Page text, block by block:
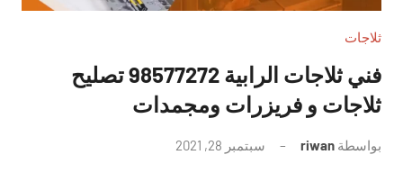
ثلاجات
فني ثلاجات الرابية 98577272 تصليح
ثلاجات و فريزرات ومجمدات
بواسطة riwan سبتمبر 28, 2021